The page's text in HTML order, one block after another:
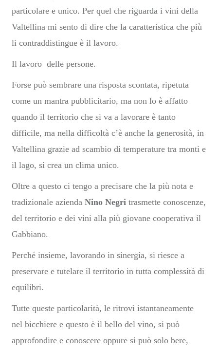
particolare e unico. Per quel che riguarda i vini della
Valtellina mi sento di dire che la caratteristica che più
li contraddistingue è il lavoro.
Il lavoro delle persone.
Forse può sembrare una risposta scontata, ripetuta
come un mantra pubblicitario, ma non lo è affatto
quando il territorio che si va a lavorare è tanto
difficile, ma nella difficoltà c’è anche la generosità, in
Valtellina grazie ad scambio di temperature tra monti e
il lago, si crea un clima unico.
Oltre a questo ci tengo a precisare che la più nota e
tradizionale azienda Nino Negri trasmette conoscenze,
del territorio e dei vini alla più giovane cooperativa il
Gabbiano.
Perché insieme, lavorando in sinergia, si riesce a
preservare e tutelare il territorio in tutta complessità di
equilibri.
Tutte queste particolarità, le ritrovi istantaneamente
nel bicchiere e questo è il bello del vino, si può
approfondire e conoscere oppure si può solo bere,